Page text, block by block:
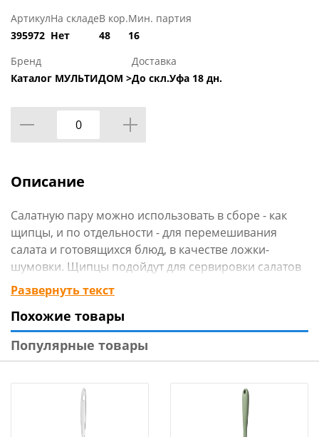
Артикул
395972
На складе
Нет
В кор.
48
Мин. партия
16
Бренд
Каталог МУЛЬТИДОМ >
Доставка
До скл.Уфа 18 дн.
Описание
Салатную пару можно использовать в сборе - как
щипцы, и по отдельности - для перемешивания
салата и готовящихся блюд, в качестве ложки-
шумовки. Щипцы подойдут для сервировки салатов
и других блюд, ими удобно вытаскивать из кипятка
вареные яйца, снимать с пароварки манты.
Благодаря складной конструкции, составные части
пары не потеряются и ее удобно хранить.
Изготовлено из пластмассы (полипропилен).
Развернуть текст
Похожие товары
Популярные товары